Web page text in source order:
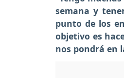
semana y
punto de los
objetivo es
nos pondrá en